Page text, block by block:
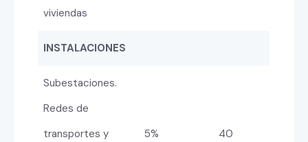
viviendas
INSTALACIONES
Subestaciones.
Redes de
transportes y
5% 40